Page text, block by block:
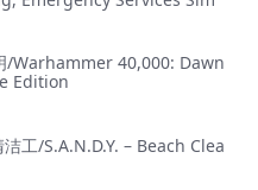
/Warhammer 40,000: Dawn
Edition
工/S.A.N.D.Y. – Beach Clea